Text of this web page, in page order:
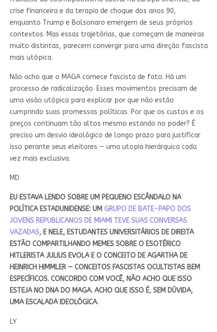
crise financeira e da terapia de choque dos anos 90,
enquanto Trump e Bolsonaro emergem de seus próprios
contextos. Mas essas trajetórias, que começam de maneiras
muito distintas, parecem convergir para uma direção fascista
mais utópica.
Não acho que o MAGA comece fascista de fato. Há um
processo de radicalização. Esses movimentos precisam de
uma visão utópica para explicar por que não estão
cumprindo suas promessas políticas. Por que os custos e os
preços continuam tão altos mesmo estando no poder? É
preciso um desvio ideológico de longo prazo para justificar
isso perante seus eleitores — uma utopia hierárquica cada
vez mais exclusiva.
MD
EU ESTAVA LENDO SOBRE UM PEQUENO ESCÂNDALO NA
POLÍTICA ESTADUNIDENSE: UM GRUPO DE BATE-PAPO DOS
JOVENS REPUBLICANOS DE MIAMI TEVE SUAS CONVERSAS
VAZADAS, E NELE, ESTUDANTES UNIVERSITÁRIOS DE DIREITA
ESTÃO COMPARTILHANDO MEMES SOBRE O ESOTÉRICO
HITLERISTA JULIUS EVOLA E O CONCEITO DE AGARTHA DE
HEINRICH HIMMLER — CONCEITOS FASCISTAS OCULTISTAS BEM
ESPECÍFICOS. CONCORDO COM VOCÊ, NÃO ACHO QUE ISSO
ESTEJA NO DNA DO MAGA. ACHO QUE ISSO É, SEM DÚVIDA,
UMA ESCALADA IDEOLÓGICA.
LY